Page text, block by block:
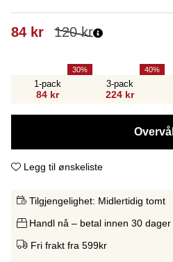
120kr
84 kr
1-pack
84 kr
30
3-pack
224 kr
40
Legg til ønskeliste
Tilgjengelighet: Midlertidig tomt
Handl nå – betal innen 30 dager
Fri frakt fra 599kr